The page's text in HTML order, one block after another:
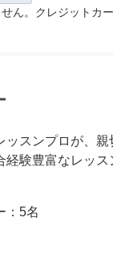
ん。クレジットカ
スンプロが、
経験豊富なレッ
：5名